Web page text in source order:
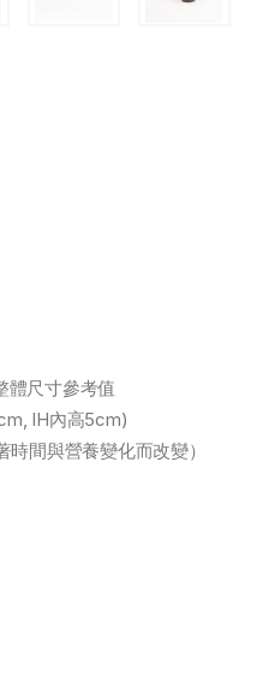
體尺寸參考值
IH內高5cm)
間與營養變化而改變）